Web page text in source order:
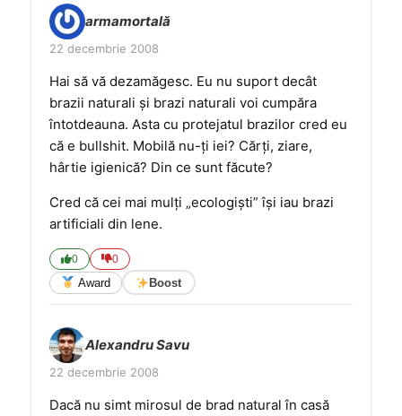
armamortală
22 decembrie 2008
Hai să vă dezamăgesc. Eu nu suport decât
brazii naturali şi brazi naturali voi cumpăra
întotdeauna. Asta cu protejatul brazilor cred eu
că e bullshit. Mobilă nu-ţi iei? Cărţi, ziare,
hârtie igienică? Din ce sunt făcute?
Cred că cei mai mulţi „ecologişti” îşi iau brazi
artificiali din lene.
0 0
Award Boost
Alexandru Savu
22 decembrie 2008
Dacă nu simt mirosul de brad natural în casă